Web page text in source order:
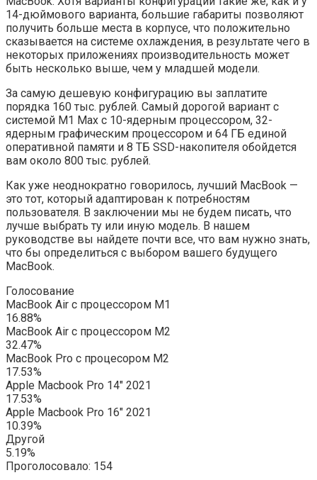
14-дюймового варианта, большие габариты позволяют
получить больше места в корпусе, что положительно
сказывается на системе охлаждения, в результате чего в
некоторых приложениях производительность может
быть несколько выше, чем у младшей модели.
За самую дешевую конфигурацию вы заплатите
порядка 160 тыс. рублей. Самый дорогой вариант с
системой M1 Max с 10-ядерным процессором, 32-
ядерным графическим процессором и 64 ГБ единой
оперативной памяти и 8 ТБ SSD-накопителя обойдется
вам около 800 тыс. рублей.
Как уже неоднократно говорилось, лучший MacBook —
это тот, который адаптирован к потребностям
пользователя. В заключении мы не будем писать, что
лучше выбрать ту или иную модель. В нашем
руководстве вы найдете почти все, что вам нужно знать,
что бы определиться с выбором вашего будущего
MacBook.
Голосование
MacBook Air с процессором M1
16.88%
MacBook Air с процессором M2
32.47%
MacBook Pro с процесором M2
17.53%
Apple Macbook Pro 14″ 2021
17.53%
Apple Macbook Pro 16″ 2021
10.39%
Другой
5.19%
Проголосовало: 154